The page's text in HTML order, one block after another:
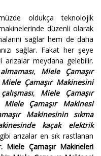
oldukça teknolojik
düzenli olarak
sağlar hem de daha
sağlar. Fakat her şeye
meydana gelebilir.
, Miele Çamaşır
Miele Çamaşır Makinesini
, Miele Çamaşır
Miele Çamaşır Makinesi
Makinesinin sıkma
kaçak elektrik
arızalar en sık rastlanan
Miele Çamaşır Makineleri